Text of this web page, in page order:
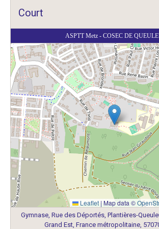
Court
ASPTT Metz - COSEC DE
Leaflet | Map data ©
Gymnase, Rue des Déportés, Plantières-
Grand Est, France métropolitaine,